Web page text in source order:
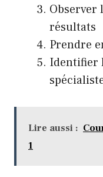
Observer
résultats
Prendre
Identifier
Lire aussi :
1